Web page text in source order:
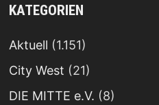
KATEGORIEN
Aktuell (1.151)
City West (21)
DIE MITTE e.V. (8)